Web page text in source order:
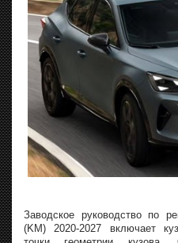
Заводское руководство по
(KM) 2020-2027 включает